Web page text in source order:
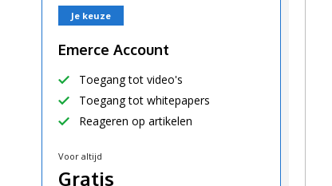
Je keuze
Emerce Account
Toegang tot video's
Toegang tot whitepapers
Reageren op artikelen
Voor altijd
Gratis